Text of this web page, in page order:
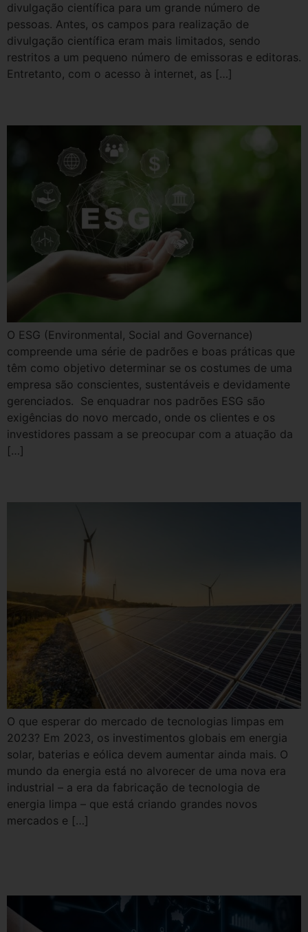
divulgação científica para um grande número de
pessoas. Antes, os campos para realização de
divulgação científica eram mais limitados, sendo
restritos a um pequeno número de emissoras e editoras.
Entretanto, com o acesso à internet, as […]
O ESG (Environmental, Social and Governance)
compreende uma série de padrões e boas práticas que
têm como objetivo determinar se os costumes de uma
empresa são conscientes, sustentáveis e devidamente
gerenciados. Se enquadrar nos padrões ESG são
exigências do novo mercado, onde os clientes e os
investidores passam a se preocupar com a atuação da
[…]
O que esperar do mercado de tecnologias limpas em
2023? Em 2023, os investimentos globais em energia
solar, baterias e eólica devem aumentar ainda mais. O
mundo da energia está no alvorecer de uma nova era
industrial – a era da fabricação de tecnologia de
energia limpa – que está criando grandes novos
mercados e […]